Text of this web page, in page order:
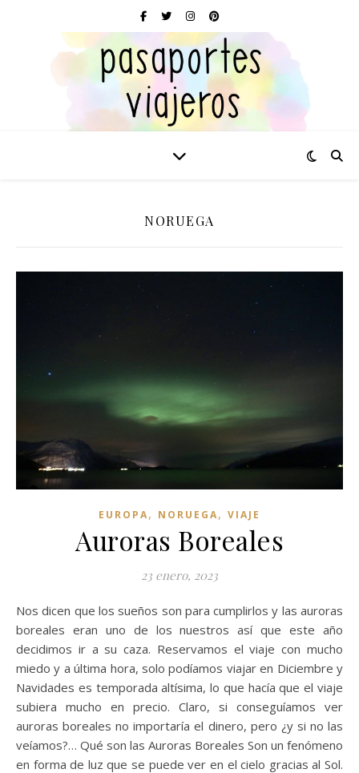
NORUEGA
EUROPA, NORUEGA, VIAJE
Auroras Boreales
23 enero, 2023
Nos dicen que los sueños son para cumplirlos y las auroras
boreales eran uno de los nuestros así que este año
decidimos ir a su caza. Reservamos el viaje con mucho
miedo y a última hora, solo podíamos viajar en Diciembre y
Navidades es temporada altísima, lo que hacía que el viaje
subiera mucho en precio. Claro, si conseguíamos ver
auroras boreales no importaría el dinero, pero ¿y si no las
veíamos?… Qué son las Auroras Boreales Son un fenómeno
en forma de luz que se puede ver en el cielo gracias al Sol.